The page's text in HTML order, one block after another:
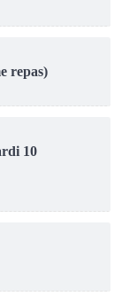
repas)
10